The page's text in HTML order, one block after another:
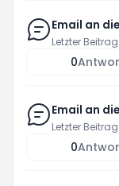
Email an
Letzter
0
Email an
Letzter
0